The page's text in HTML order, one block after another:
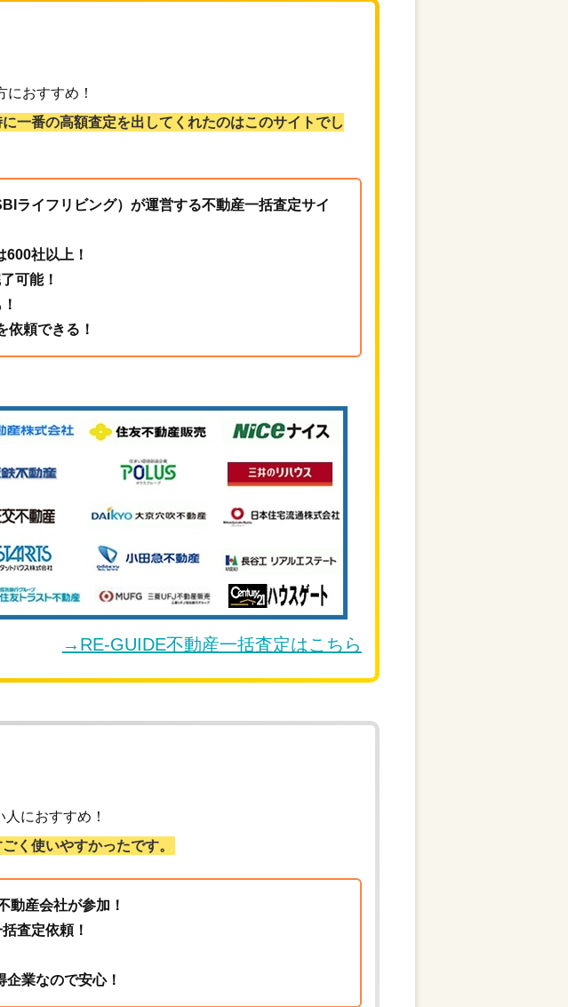
おすすめ！
一番の高額査定を出してくれたのはこのサイトでし
ライフリビング）が運営する不動産一括査定サイ
社以上！
可能！
依頼できる！
→RE-GUIDE不動産一括査定はこちら
におすすめ！
く使いやすかったです。
動産会社が参加！
査定依頼！
業なので安心！